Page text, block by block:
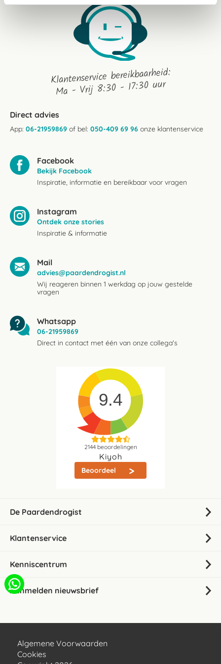
Klantenservice bereikbaarheid:
Ma - Vrij 8:30 - 17:30 uur
Direct advies
App: 06-21959869 of bel: 050-409 69 96 onze klantenservice
Facebook
Bekijk Facebook
Inspiratie, informatie en bereikbaar voor vragen
Instagram
Ontdek onze stories
Inspiratie & informatie
Mail
advies@paardendrogist.nl
Wij reageren binnen 1 werkdag op jouw gestelde
vragen
Whatsapp
06-21959869
Direct in contact met één van onze collega's
9.4
2144beoordelingen
Kiyoh
Beoordeel
De Paardendrogist
Klantenservice
Kenniscentrum
Aanmelden nieuwsbrief
Algemene Voorwaarden
Cookies